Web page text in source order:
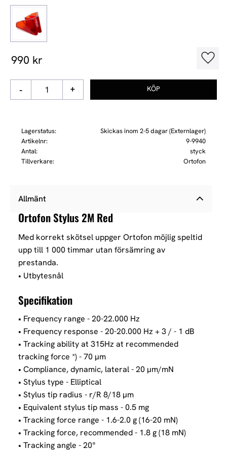
990 kr
+
-
Lagerstatus
Skickas inom 2-5 dagar (Externlager)
Artikelnr
9-9940
Antal
styck
Tillverkare
Ortofon
Allmänt
Ortofon Stylus 2M Red
Med korrekt skötsel uppger Ortofon möjlig speltid
upp till 1 000 timmar utan försämring av
prestanda.
• Utbytesnål
Specifikation
• Frequency range - 20-22.000 Hz
• Frequency response - 20-20.000 Hz + 3 / - 1 dB
• Tracking ability at 315Hz at recommended
tracking force *) - 70 µm
• Compliance, dynamic, lateral - 20 µm/mN
• Stylus type - Elliptical
• Stylus tip radius - r/R 8/18 µm
• Equivalent stylus tip mass - 0.5 mg
• Tracking force range - 1.6-2.0 g (16-20 mN)
• Tracking force, recommended - 1.8 g (18 mN)
• Tracking angle - 20°